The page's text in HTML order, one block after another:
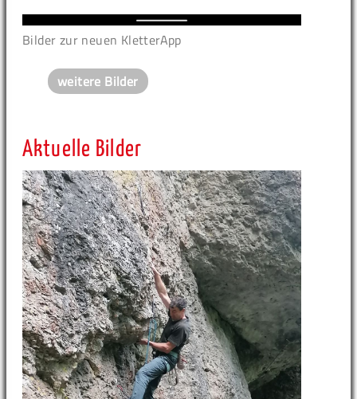
Bilder zur neuen KletterApp
weitere Bilder
Aktuelle Bilder